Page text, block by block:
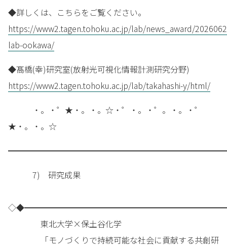
◆詳しくは、こちらをご覧ください。
https://www2.tagen.tohoku.ac.jp/lab/news_award/
lab-ookawa/
◆髙橋(幸)研究室(放射光可視化情報計測研究分野)
https://www2.tagen.tohoku.ac.jp/lab/takahashi-y/html/
・。・゜★・。・。☆・゜・。・゜。・。・゜
★・。・。☆
7) 研究成果
東北大学×保土谷化学
「モノづくりで持続可能な社会に貢献する共創研